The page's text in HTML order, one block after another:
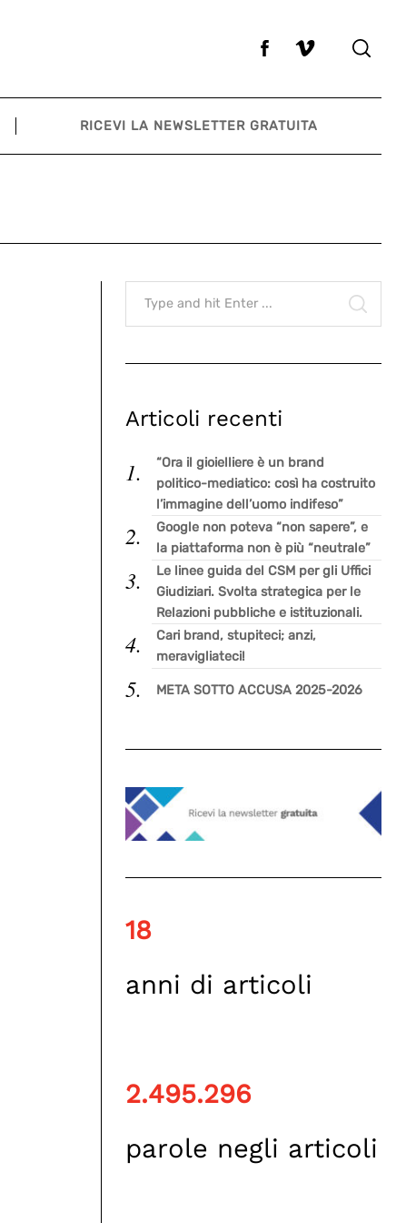
RICEVI LA NEWSLETTER GRATUITA
Search
for:
Articoli recenti
“Ora il gioielliere è un brand
politico-mediatico: così ha costruito
l’immagine dell’uomo indifeso”
Google non poteva “non sapere”, e
la piattaforma non è più “neutrale”
Le linee guida del CSM per gli Uffici
Giudiziari. Svolta strategica per le
Relazioni pubbliche e istituzionali.
Cari brand, stupiteci; anzi,
meravigliateci!
META SOTTO ACCUSA 2025-2026
18
anni di articoli
2.495.296
parole negli articoli